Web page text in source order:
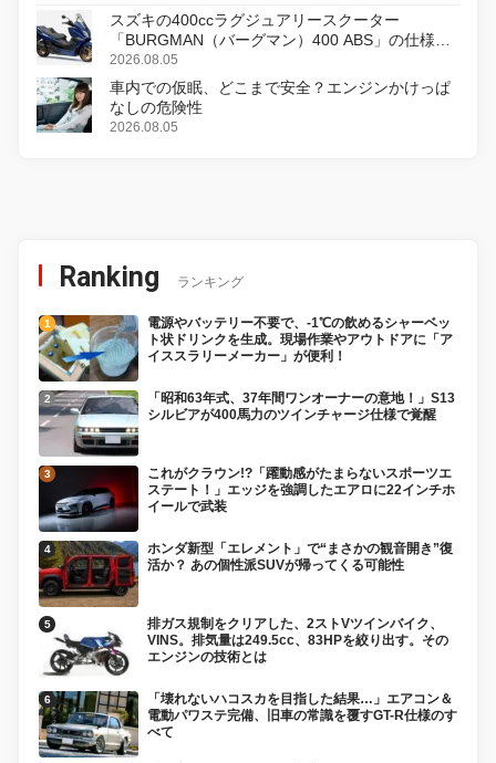
スズキの400ccラグジュアリースクーター
「BURGMAN（バーグマン）400 ABS」の仕様を
変更し、8月18日に発売
2026.08.05
車内での仮眠、どこまで安全？エンジンかけっぱ
なしの危険性
2026.08.05
Ranking ランキング
電源やバッテリー不要で、-1℃の飲めるシャーベッ
ト状ドリンクを生成。現場作業やアウトドアに「ア
イススラリーメーカー」が便利！
「昭和63年式、37年間ワンオーナーの意地！」S13
シルビアが400馬力のツインチャージ仕様で覚醒
これがクラウン!?「躍動感がたまらないスポーツエ
ステート！」エッジを強調したエアロに22インチホ
イールで武装
ホンダ新型「エレメント」で“まさかの観音開き”復
活か？ あの個性派SUVが帰ってくる可能性
排ガス規制をクリアした、2ストVツインバイク、
VINS。排気量は249.5cc、83HPを絞り出す。その
エンジンの技術とは
「壊れないハコスカを目指した結果…」エアコン＆
電動パワステ完備、旧車の常識を覆すGT-R仕様のす
べて